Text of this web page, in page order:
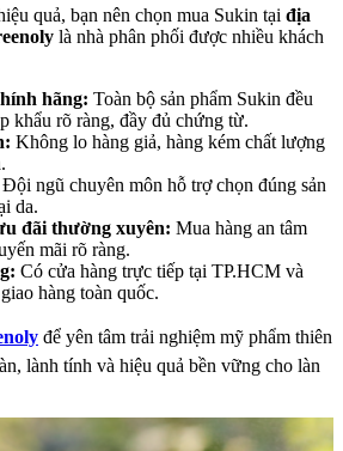
quả, bạn nên chọn mua Sukin tại địa
là nhà phân phối được nhiều khách
hãng: Toàn bộ sản phẩm Sukin đều
khẩu rõ ràng, đầy đủ chứng từ.
Không lo hàng giả, hàng kém chất lượng
Đội ngũ chuyên môn hỗ trợ chọn đúng sản
da.
đãi thường xuyên: Mua hàng an tâm
mãi rõ ràng.
Có cửa hàng trực tiếp tại TP.HCM và
hàng toàn quốc.
để yên tâm trải nghiệm mỹ phẩm thiên
lành tính và hiệu quả bền vững cho làn